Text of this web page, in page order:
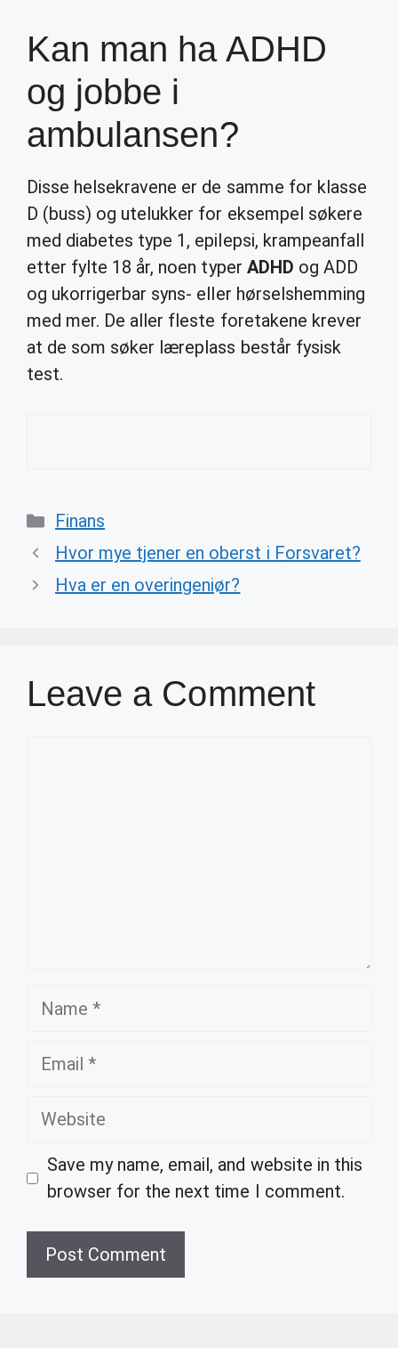
Kan man ha ADHD
og jobbe i
ambulansen?
Disse helsekravene er de samme for klasse
D (buss) og utelukker for eksempel søkere
med diabetes type 1, epilepsi, krampeanfall
etter fylte 18 år, noen typer ADHD og ADD
og ukorrigerbar syns- eller hørselshemming
med mer. De aller fleste foretakene krever
at de som søker læreplass består fysisk
test.
Categories
Finans
Hvor mye tjener en oberst i Forsvaret?
Hva er en overingeniør?
Leave a Comment
Name
Email
Website
Save my name, email, and website in this
browser for the next time I comment.